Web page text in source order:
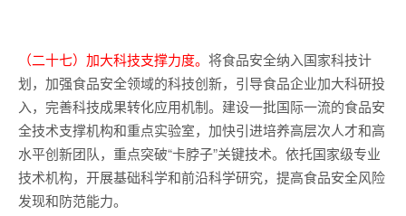
（二十七）加大科技支撑力度。 将食品安全纳入国家科技计
划，加强食品安全领域的科技创新，引导食品企业加大科研投
入，完善科技成果转化应用机制。建设一批国际一流的食品安
全技术支撑机构和重点实验室，加快引进培养高层次人才和高
水平创新团队，重点突破“卡脖子”关键技术。依托国家级专业
技术机构，开展基础科学和前沿科学研究，提高食品安全风险
发现和防范能力。